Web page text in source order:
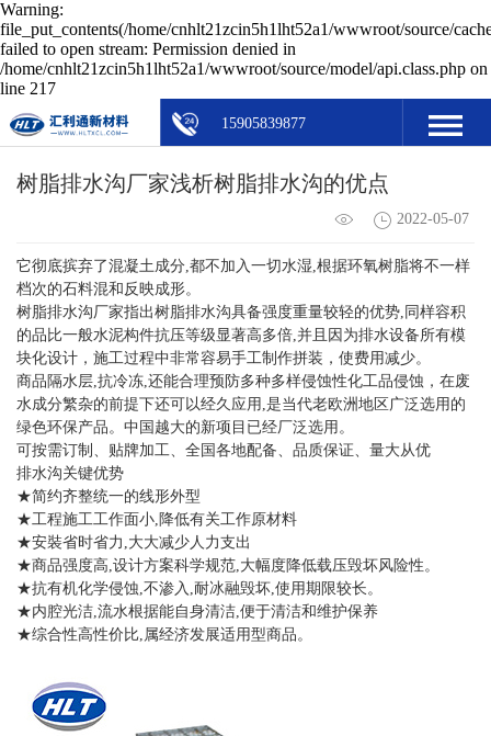
Warning:
file_put_contents(/home/cnhlt21zcin5h1lht52a1/wwwroot/source/
failed to open stream: Permission denied in
/home/cnhlt21zcin5h1lht52a1/wwwroot/source/model/api.class.php on
line 217
15905839877
树脂排水沟厂家浅析树脂排水沟的优点
2022-05-07
它彻底摈弃了混凝土成分,都不加入一切水湿,根据环氧树脂将不一样
档次的石料混和反映成形。
树脂排水沟厂家指出树脂排水沟具备强度重量较轻的优势,同样容积
的品比一般水泥构件抗压等级显著高多倍,并且因为排水设备所有模
块化设计，施工过程中非常容易手工制作拼装，使费用减少。
商品隔水层,抗冷冻,还能合理预防多种多样侵蚀性化工品侵蚀，在废
水成分繁杂的前提下还可以经久应用,是当代老欧洲地区广泛选用的
绿色环保产品。中国越大的新项目已经厂泛选用。
可按需订制、贴牌加工、全国各地配备、品质保证、量大从优
排水沟关键优势
★简约齐整统一的线形外型
★工程施工工作面小,降低有关工作原材料
★安裝省时省力,大大减少人力支出
★商品强度高,设计方案科学规范,大幅度降低载压毁坏风险性。
★抗有机化学侵蚀,不渗入,耐冰融毁坏,使用期限较长。
★内腔光洁,流水根据能自身清洁,便于清洁和维护保养
★综合性高性价比,属经济发展适用型商品。